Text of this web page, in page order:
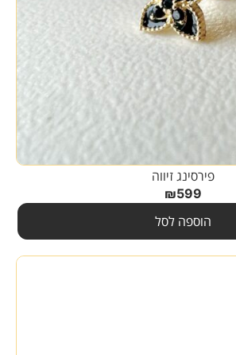
פירסינג זיווה
₪599
הוספה לסל